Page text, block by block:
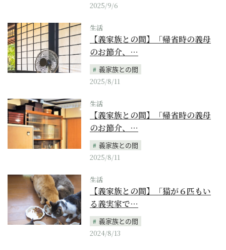
2025/9/6
生活
【義家族との間】「帰省時の義母
のお節介、…
義家族との間
2025/8/11
生活
【義家族との間】「帰省時の義母
のお節介、…
義家族との間
2025/8/11
生活
【義家族との間】「猫が６匹もい
る義実家で…
義家族との間
2024/8/13